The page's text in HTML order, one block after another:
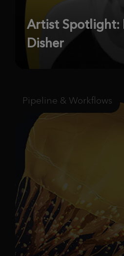
Artist Spotlight:
Disher
Pipeline & Workflows